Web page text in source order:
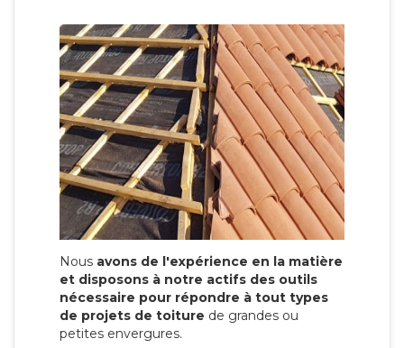
Nous avons de l'expérience en la matière
et disposons à notre actifs des outils
nécessaire pour répondre à tout types
de projets de toiture de grandes ou
petites envergures.